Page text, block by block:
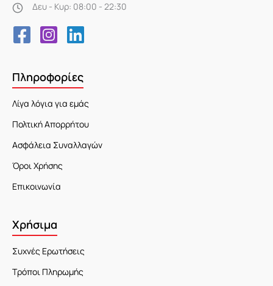
Δευ - Κυρ: 08:00 - 22:30
Πληροφορίες
Λίγα λόγια για εμάς
Πολτική Απορρήτου
Ασφάλεια Συναλλαγών
Όροι Χρήσης
Επικοινωνία
Χρήσιμα
Συχνές Ερωτήσεις
Τρόποι Πληρωμής